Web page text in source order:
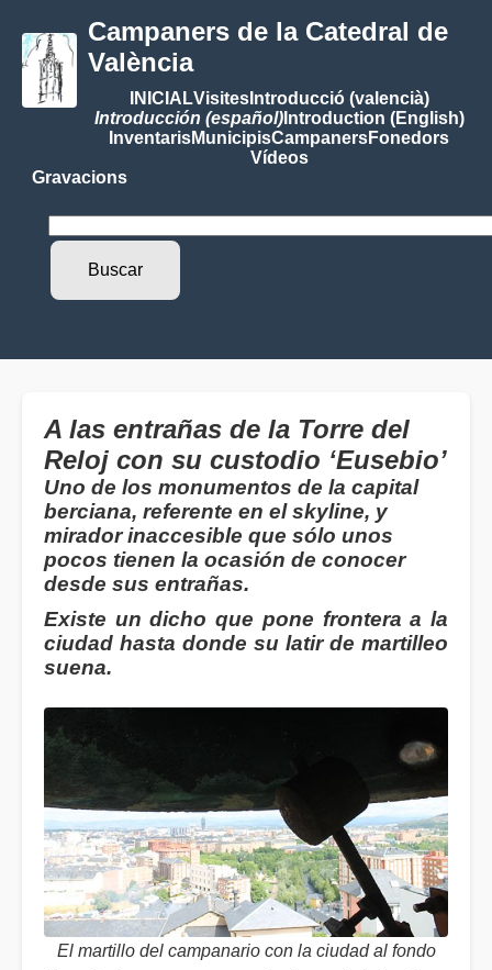
Campaners de la Catedral de
València
INICIALVisitesIntroducció (valencià)
Introducción (español)Introduction (English)
InventarisMunicipisCampanersFonedors
Vídeos
Gravacions
A las entrañas de la Torre del
Reloj con su custodio ‘Eusebio’
Uno de los monumentos de la capital
berciana, referente en el skyline, y
mirador inaccesible que sólo unos
pocos tienen la ocasión de conocer
desde sus entrañas.
Existe un dicho que pone frontera a la
ciudad hasta donde su latir de martilleo
suena.
El martillo del campanario con la ciudad al fondo